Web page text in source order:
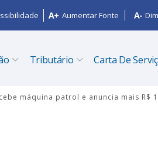
Aumentar Fonte
Tributário Carta De
máquina patrol e anuncia mais R$